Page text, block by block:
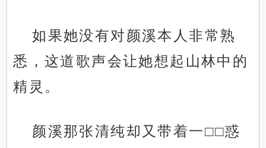
如果她没有对颜溪本人非常熟
悉，这道歌声会让她想起山林中的
精灵。
颜溪那张清纯却又带着一□□惑